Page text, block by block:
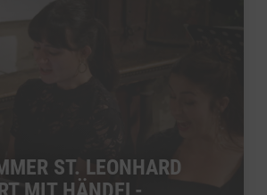
ST. LEONHARD